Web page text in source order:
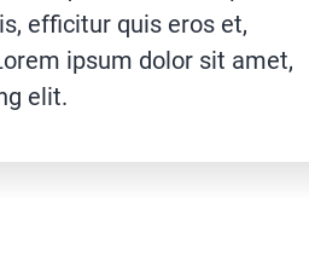
efficitur quis eros et,
ipsum dolor sit amet,
elit.